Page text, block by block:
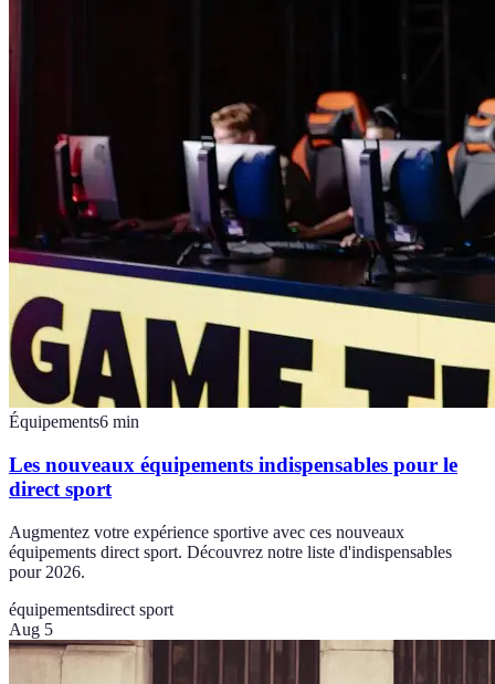
Équipements6 min
Les nouveaux équipements indispensables pour le
direct sport
Augmentez votre expérience sportive avec ces nouveaux
équipements direct sport. Découvrez notre liste d'indispensables
pour 2026.
équipementsdirect sport
Aug 5